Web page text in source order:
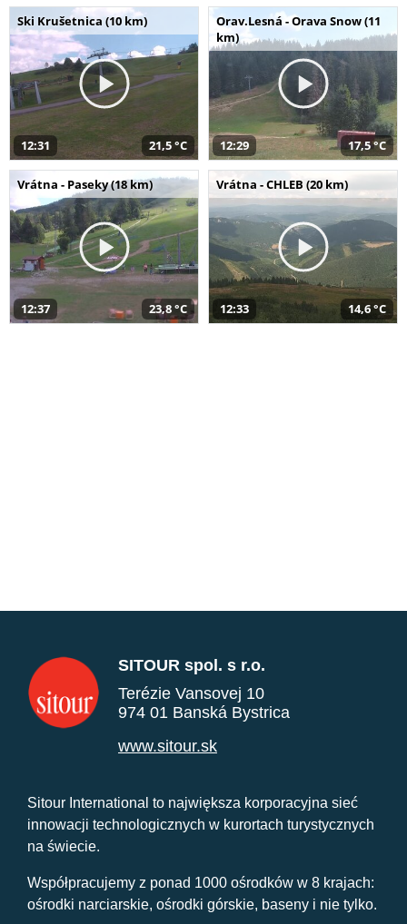
Ski Krušetnica (10 km)
12:31 21,5 °C
Orav.Lesná - Orava Snow (11
km)
12:29 17,5 °C
Vrátna - Paseky (18 km)
12:37 23,8 °C
Vrátna - CHLEB (20 km)
12:33 14,6 °C
SITOUR spol. s r.o.
Terézie Vansovej 10
974 01 Banská Bystrica
www.sitour.sk
Sitour International to największa korporacyjna sieć
innowacji technologicznych w kurortach turystycznych
na świecie.
Współpracujemy z ponad 1000 ośrodków w 8 krajach:
ośrodki narciarskie, ośrodki górskie, baseny i nie tylko.